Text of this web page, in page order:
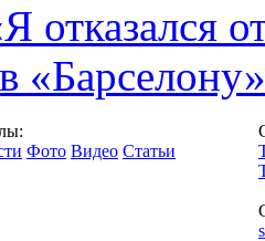
отказался
«Барселону»
Фото Видео Статьи